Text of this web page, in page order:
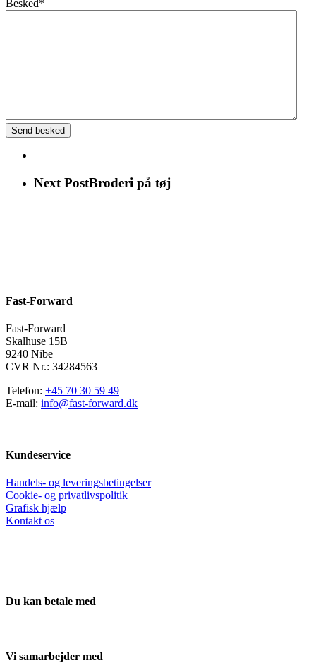
Besked*
Next PostBroderi på tøj
Fast-Forward
Fast-Forward
Skalhuse 15B
9240 Nibe
CVR Nr.: 34284563
Telefon: +45 70 30 59 49
E-mail: info@fast-forward.dk
Kundeservice
Handels- og leveringsbetingelser
Cookie- og privatlivspolitik
Grafisk hjælp
Kontakt os
Du kan betale med
Vi samarbejder med